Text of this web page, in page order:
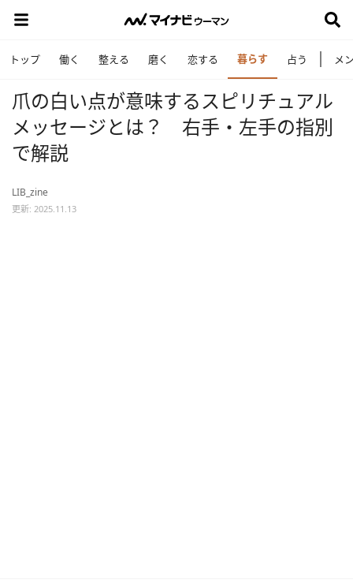
トップ 働く 整える 磨く 恋する 暮らす 占う メ
爪の白い点が意味するスピリチュアル
メッセージとは？ 右手・左手の指別
で解説
LIB_zine
更新: 2025.11.13